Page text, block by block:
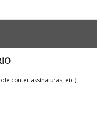
conter assinaturas, etc.)